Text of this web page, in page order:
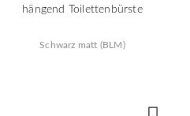
hängend Toilettenbürste
Schwarz matt (BLM)